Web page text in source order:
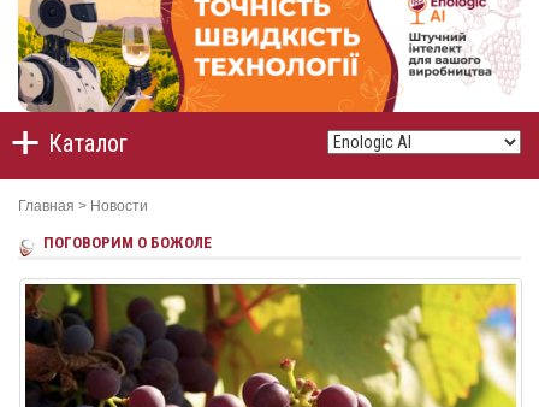
Каталог
Главная > Новости
ПОГОВОРИМ О БОЖОЛЕ